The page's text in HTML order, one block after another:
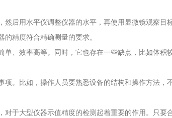
用水平仪调整仪器的水平，再使用显微镜观察目
精度符合精确测量的要求。
效率高等。同时，它也存在一些缺点，比如体积
比如，操作人员要熟悉设备的结构和操作方法，
大型仪器示值精度的检测起着重要的作用。只要